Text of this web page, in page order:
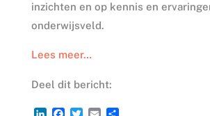
inzichten en op kennis en
onderwijsveld.
Lees meer…
Deel dit bericht: